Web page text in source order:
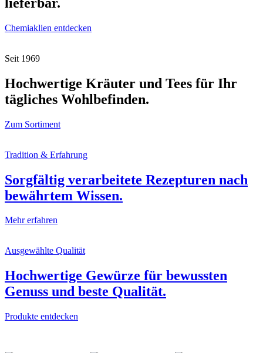
Chemiaklien entdecken
Seit 1969
Hochwertige Kräuter und Tees für Ihr
tägliches Wohlbefinden.
Zum Sortiment
Tradition & Erfahrung
Sorgfältig verarbeitete Rezepturen nach
bewährtem Wissen.
Mehr erfahren
Ausgewählte Qualität
Hochwertige Gewürze für bewussten
Genuss und beste Qualität.
Produkte entdecken